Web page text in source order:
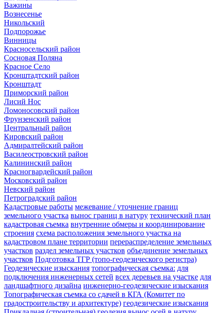
Важины
Вознесенье
Никольский
Подпорожье
Винницы
Красносельский район
Сосновая Поляна
Красное Село
Кронштадтский район
Кронштадт
Приморский район
Лисий Нос
Ломоносовский район
Фрунзенский район
Центральный район
Кировский район
Адмиралтейский район
Василеостровский район
Калининский район
Красногвардейский район
Московский район
Невский район
Петроградский район
Кадастровые работы межевание / уточнение границ
земельного участка вынос границ в натуру технический план
кадастровая съемка внутренние обмеры и координирование
строения схема расположения земельного участка на
кадастровом плане территории перераспределение земельных
участков раздел земельных участков объединение земельных
участков Подготовка ТГР (топо-геодезического регистра)
Геодезические изыскания топографическая съемка: для
подключения инженерных сетей всех деревьев на участке для
ландшафтного дизайна инженерно-геодезические изыскания
Топографическая съемка со сдачей в КГА (Комитет по
градостроительству и архитектуре) геодезические изыскания